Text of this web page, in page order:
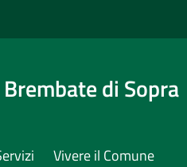
di Sopra
Vivere il Comune